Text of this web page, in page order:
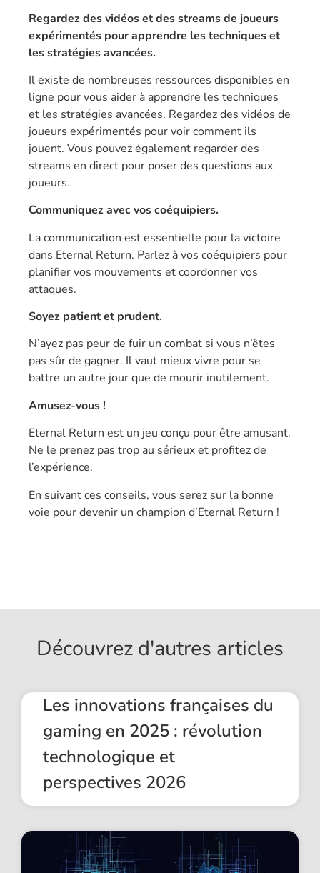
Regardez des vidéos et des streams de joueurs
expérimentés pour apprendre les techniques et
les stratégies avancées.
Il existe de nombreuses ressources disponibles en
ligne pour vous aider à apprendre les techniques
et les stratégies avancées. Regardez des vidéos de
joueurs expérimentés pour voir comment ils
jouent. Vous pouvez également regarder des
streams en direct pour poser des questions aux
joueurs.
Communiquez avec vos coéquipiers.
La communication est essentielle pour la victoire
dans Eternal Return. Parlez à vos coéquipiers pour
planifier vos mouvements et coordonner vos
attaques.
Soyez patient et prudent.
N’ayez pas peur de fuir un combat si vous n’êtes
pas sûr de gagner. Il vaut mieux vivre pour se
battre un autre jour que de mourir inutilement.
Amusez-vous !
Eternal Return est un jeu conçu pour être amusant.
Ne le prenez pas trop au sérieux et profitez de
l’expérience.
En suivant ces conseils, vous serez sur la bonne
voie pour devenir un champion d’Eternal Return !
Découvrez d'autres articles
Les innovations françaises du
gaming en 2025 : révolution
technologique et
perspectives 2026